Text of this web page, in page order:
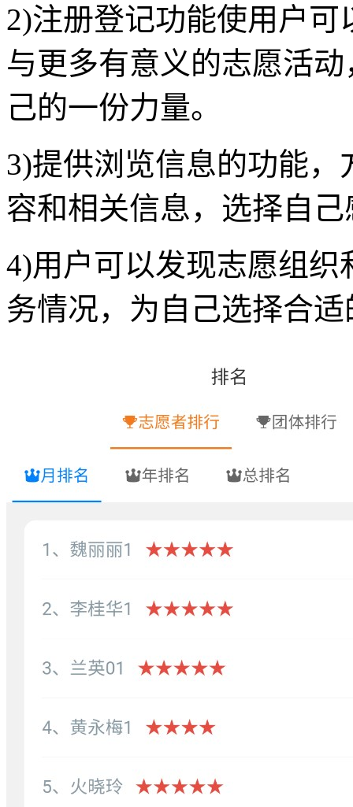
2)注册登记功能使用户
与更多有意义的志愿活
己的一份力量。
3)提供浏览信息的功能
容和相关信息，选择自
4)用户可以发现志愿组
务情况，为自己选择合